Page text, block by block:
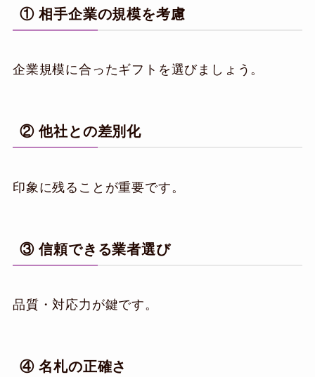
① 相手企業の規模を考慮
企業規模に合ったギフトを選びましょう。
② 他社との差別化
印象に残ることが重要です。
③ 信頼できる業者選び
品質・対応力が鍵です。
④ 名札の正確さ